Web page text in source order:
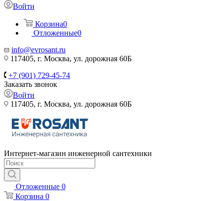
Войти
Корзина0
Отложенные0
info@evrosant.ru
117405, г. Москва, ул. дорожная 60Б
+7 (901) 729-45-74
Заказать звонок
Войти
117405, г. Москва, ул. дорожная 60Б
Интернет-магазин инженерной сантехники
Отложенные 0
Корзина 0